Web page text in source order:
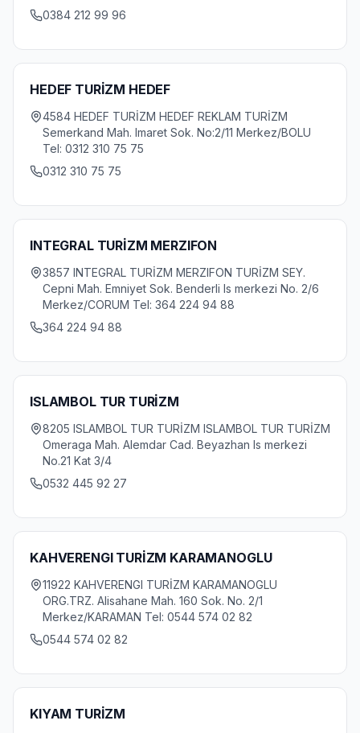
0384 212 99 96
HEDEF TURİZM HEDEF
4584 HEDEF TURİZM HEDEF REKLAM TURİZM
Semerkand Mah. Imaret Sok. No:2/11 Merkez/BOLU
Tel: 0312 310 75 75
0312 310 75 75
INTEGRAL TURİZM MERZIFON
3857 INTEGRAL TURİZM MERZIFON TURİZM SEY.
Cepni Mah. Emniyet Sok. Benderli Is merkezi No. 2/6
Merkez/CORUM Tel: 364 224 94 88
364 224 94 88
ISLAMBOL TUR TURİZM
8205 ISLAMBOL TUR TURİZM ISLAMBOL TUR TURİZM
Omeraga Mah. Alemdar Cad. Beyazhan Is merkezi
No.21 Kat 3/4
0532 445 92 27
KAHVERENGI TURİZM KARAMANOGLU
11922 KAHVERENGI TURİZM KARAMANOGLU
ORG.TRZ. Alisahane Mah. 160 Sok. No. 2/1
Merkez/KARAMAN Tel: 0544 574 02 82
0544 574 02 82
KIYAM TURİZM